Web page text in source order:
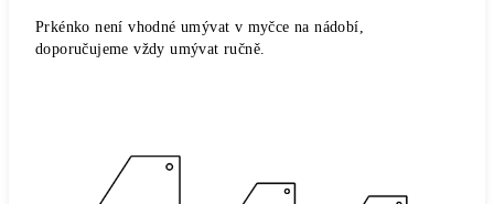
Prkénko není vhodné umývat v myčce na nádobí,
doporučujeme vždy umývat ručně.